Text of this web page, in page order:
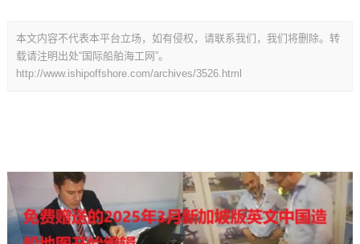
本文内容不代表本平台立场，如有侵权，请联系我们，我们将删除。转
载请注明出处“国际船舶海工网”。
http://www.ishipoffshore.com/archives/3526.html